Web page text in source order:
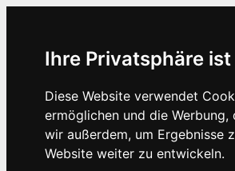
Ihre Privatsphäre
Diese Website verwendet
ermöglichen und die Werbung,
wir außerdem, um Ergebnisse
Website weiter zu entwickeln.